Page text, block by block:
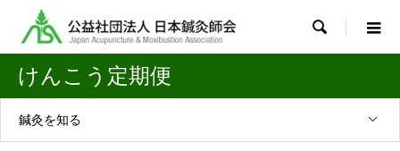

けんこう定期便
鍼灸を知る